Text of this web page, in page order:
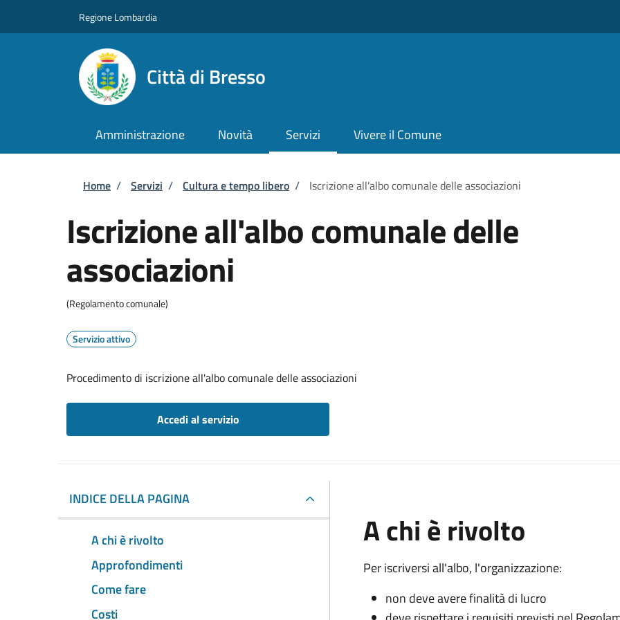
Regione Lombardia
Città di Bresso
Amministrazione Novità Servizi Vivere il Comune
Briciole di pane
Home / Servizi / Cultura e tempo libero / Iscrizione all'albo comunale delle associazioni
Iscrizione all'albo comunale delle
associazioni
(Regolamento comunale)
Servizio attivo
Procedimento di iscrizione all'albo comunale delle associazioni
Accedi al servizio
INDICE DELLA PAGINA
A chi è rivolto
Approfondimenti
Come fare
Costi
A chi è rivolto
Per iscriversi all'albo, l'organizzazione:
non deve avere finalità di lucro